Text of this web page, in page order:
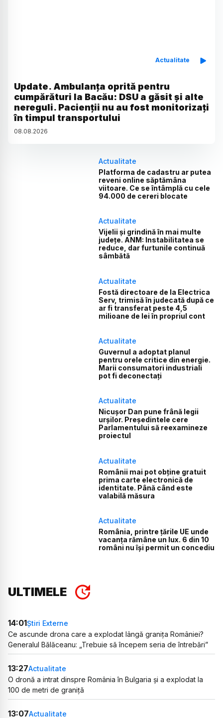
Actualitate
Update. Ambulanța oprită pentru
cumpărături la Bacău: DSU a găsit și alte
nereguli. Pacienții nu au fost monitorizați
în timpul transportului
08.08.2026
Actualitate
Platforma de cadastru ar putea
reveni online săptămâna
viitoare. Ce se întâmplă cu cele
94.000 de cereri blocate
Actualitate
Vijelii și grindină în mai multe
județe. ANM: Instabilitatea se
reduce, dar furtunile continuă
sâmbătă
Actualitate
Fostă directoare de la Electrica
Serv, trimisă în judecată după ce
ar fi transferat peste 4,5
milioane de lei în propriul cont
Actualitate
Guvernul a adoptat planul
pentru orele critice din energie.
Marii consumatori industriali
pot fi deconectați
Actualitate
Nicușor Dan pune frână legii
urșilor. Președintele cere
Parlamentului să reexamineze
proiectul
Actualitate
Românii mai pot obține gratuit
prima carte electronică de
identitate. Până când este
valabilă măsura
Actualitate
România, printre țările UE unde
vacanța rămâne un lux. 6 din 10
români nu își permit un concediu
ULTIMELE
14:01Știri Externe
Ce ascunde drona care a explodat lângă granița României?
Generalul Bălăceanu: „Trebuie să începem seria de întrebări”
13:27Actualitate
O dronă a intrat dinspre România în Bulgaria și a explodat la
100 de metri de graniță
13:07Actualitate